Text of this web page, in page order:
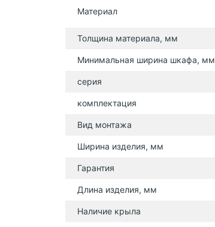
Материал
Толщина материала, мм
Минимальная ширина шкафа, мм
серия
комплектация
Вид монтажа
Ширина изделия, мм
Гарантия
Длина изделия, мм
Наличие крыла